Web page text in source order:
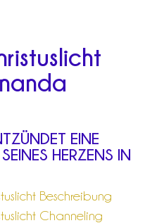
EINE
HERZENS IN
Beschreibung
Channeling